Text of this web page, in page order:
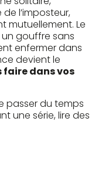
l’imposteur,
mutuellement. Le
gouffre sans
enfermer dans
devient le
faire dans vos
passer du temps
une série, lire des